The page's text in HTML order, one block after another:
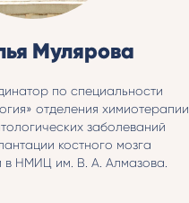
Мулярова
по специальности
отделения химиотерапии
заболеваний
костного мозга
в НМИЦ им. В. А. Алмазова.